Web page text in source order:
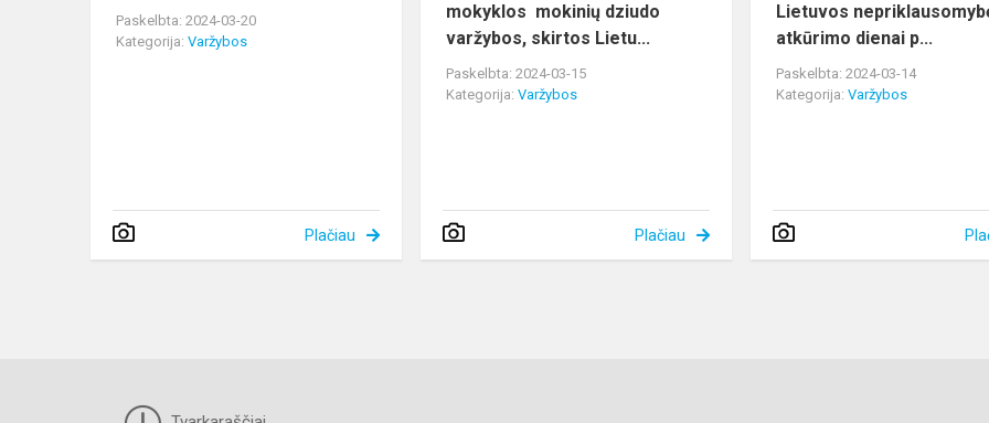
Paskelbta: 2024-03-20
Kategorija: Varžybos
Plačiau
mokyklos mokinių dziudo
varžybos, skirtos Lietu...
Paskelbta: 2024-03-15
Kategorija:Varžybos
Plačiau
Lietuvos
atkūrimo dienai p...
Paskelbta: 2024-03-14
Kategorija:Varžybos